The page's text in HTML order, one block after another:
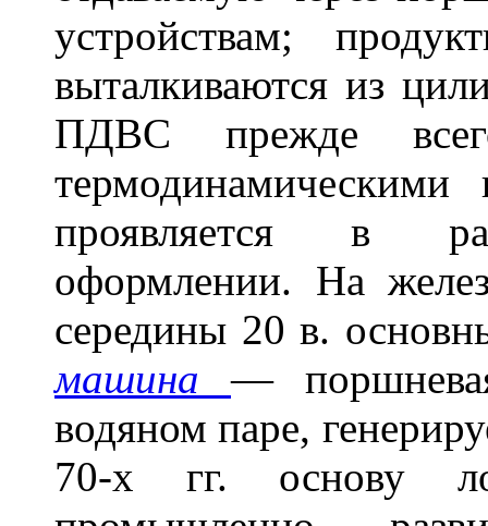
устройствам;
выталкиваются из
ПДВС прежде
проявляется в
оформлении. На
середины 20 в.
машина—
водяном паре,
70-х гг. основу